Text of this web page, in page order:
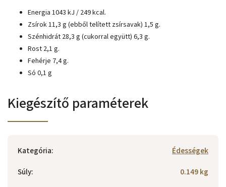
Energia 1043 kJ / 249 kcal.
Zsírok11,3 g (ebből telített zsírsavak) 1,5 g.
Szénhidrát 28,3 g (cukorral együtt) 6,3 g.
Rost 2,1 g.
Fehérje 7,4 g.
Só 0,1 g
Kiegészítő paraméterek
Kategória:
Édességek
Súly:
0.149 kg